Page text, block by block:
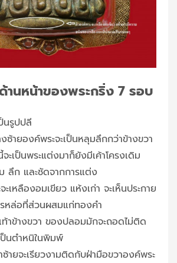
นหน้าของพระกริ่ง 7 รอบ
นรูปปลี
ซ้ายองค์พระจะเป็นหลุมลึกกว่าข้างขวา
ะเป็นพระแต่งมาก็ยังมีเค้าโครงเดิม
ลึก และชัดจากการแต่ง
เหลืองอมเขียว แห้งเก่า จะเห็นประกาย
หล่อที่ส่วนผสมแก่ทองคำ
ท้าข้างขวา ของปลอมมักจะถอดไม่ติด
นตำหนิในพิมพ์
ซ้ายจะเรียวงามติดกับฝ่ามือขวาองค์พระ